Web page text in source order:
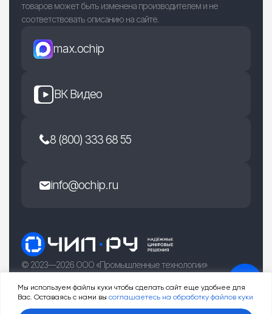
Мы используем файлы куки чтобы сделать сайт еще удобнее для
Вас. Оставаясь с нами вы соглашаетесь на обработку файлов куки
товаров может быть изменена производителем и не
соответствовать описанию на сайте.
max.ochip
ВК Видео
8 (800) 333 68 55
info@ochip.ru
© 2023—2026 ООО «Промышленные технологии»